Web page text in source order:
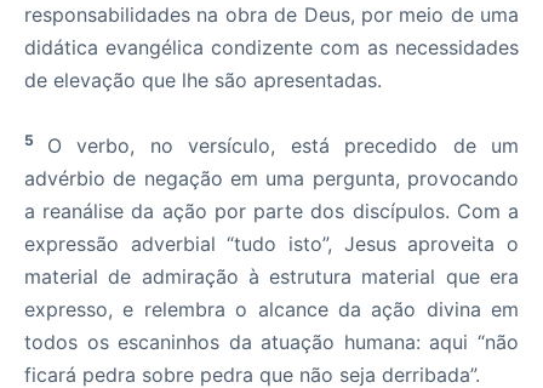
responsabilidades na obra de Deus, por meio de uma
didática evangélica condizente com as necessidades
de elevação que lhe são apresentadas.
5 O verbo, no versículo, está precedido de um
advérbio de negação em uma pergunta, provocando
a reanálise da ação por parte dos discípulos. Com a
expressão adverbial “tudo isto”, Jesus aproveita o
material de admiração à estrutura material que era
expresso, e relembra o alcance da ação divina em
todos os escaninhos da atuação humana: aqui “não
ficará pedra sobre pedra que não seja derribada”.